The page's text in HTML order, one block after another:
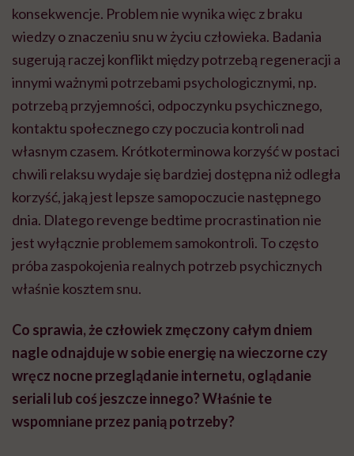
konsekwencje. Problem nie wynika więc z braku
wiedzy o znaczeniu snu w życiu człowieka. Badania
sugerują raczej konflikt między potrzebą regeneracji a
innymi ważnymi potrzebami psychologicznymi, np.
potrzebą przyjemności, odpoczynku psychicznego,
kontaktu społecznego czy poczucia kontroli nad
własnym czasem. Krótkoterminowa korzyść w postaci
chwili relaksu wydaje się bardziej dostępna niż odległa
korzyść, jaką jest lepsze samopoczucie następnego
dnia. Dlatego revenge bedtime procrastination nie
jest wyłącznie problemem samokontroli. To często
próba zaspokojenia realnych potrzeb psychicznych
właśnie kosztem snu.
Co sprawia, że człowiek zmęczony całym dniem
nagle odnajduje w sobie energię na wieczorne czy
wręcz nocne przeglądanie internetu, oglądanie
seriali lub coś jeszcze innego? Właśnie te
wspomniane przez panią potrzeby?